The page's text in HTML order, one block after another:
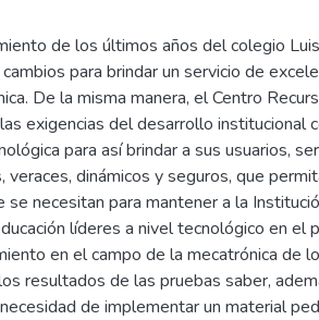
de los últimos años del colegio
para brindar un servicio de
De la misma manera, el Centro
exigencias del desarrollo institucional
para así brindar a sus usuarios,
veraces, dinámicos y seguros, que
se necesitan para mantener a la
líderes a nivel tecnológico en el
en el campo de la mecatrónica de
resultados de las pruebas saber,
de implementar un material